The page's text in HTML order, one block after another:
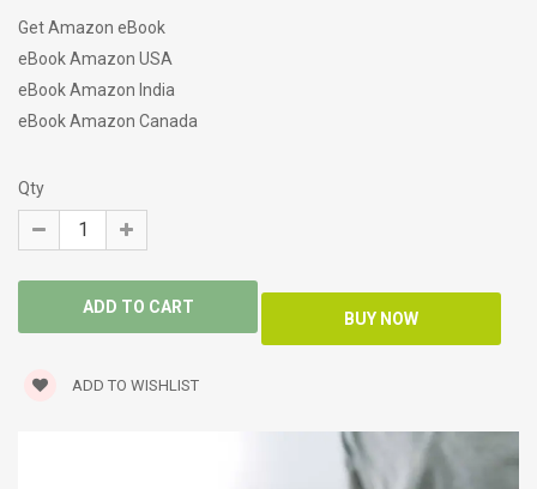
Get Amazon eBook
eBook Amazon USA
eBook Amazon India
eBook Amazon Canada
Qty
ADD TO WISHLIST